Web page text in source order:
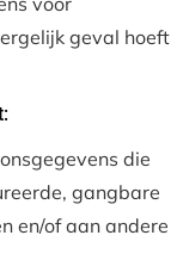
geval hoeft
die
gangbare
en/of aan andere